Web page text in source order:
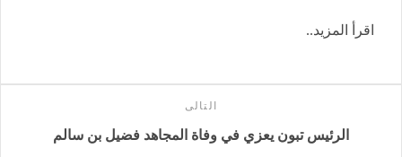
اقرأ المزيد..
التالى
الرئيس تبون يعزي في وفاة المجاهد فضيل بن سالم